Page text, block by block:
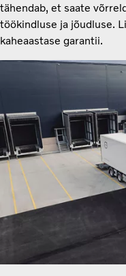
tähendab, et saate
töökindluse ja jõudluse.
kaheaastase garantii.